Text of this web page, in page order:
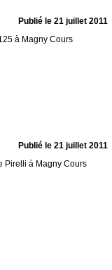
Publié le 21 juillet 2011
à Magny Cours
Publié le 21 juillet 2011
Pirelli à Magny Cours